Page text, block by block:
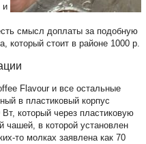
и
смысл доплаты за подобную
который стоит в районе 1000 р.
Flavour и все остальные
в пластиковый корпус
который через пластиковую
чашей, в которой установлен
то молках заявлена как 70